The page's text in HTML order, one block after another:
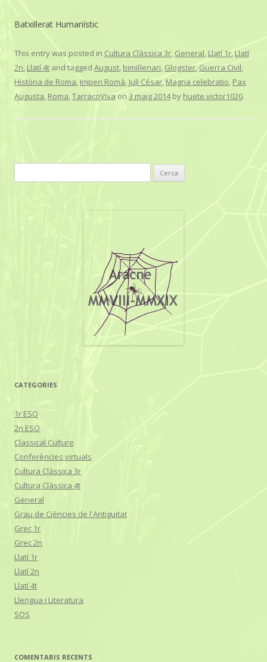
Batxillerat Humanístic
This entry was posted in Cultura Clàssica 3r, General, Llatí 1r,Llatí
2n, Llatí 4t and tagged August, bimil·lenari, Glogster,Guerra Civil,
Història de Roma,Imperi Romà, Juli César, Magna celebratio, Pax
Augusta, Roma,TarracoViva on 3 maig 2014by huete.victor1020.
e
CATEGORIES
1r ESO
2n ESO
Classical Culture
Conferències virtuals
Cultura Clàssica 3r
Cultura Clàssica 4t
General
Grau de Ciències de l'Antiguitat
Grec 1r
Grec 2n
Llatí 1r
Llatí 2n
Llatí 4t
Llengua i Literatura
SOS
COMENTARIS RECENTS